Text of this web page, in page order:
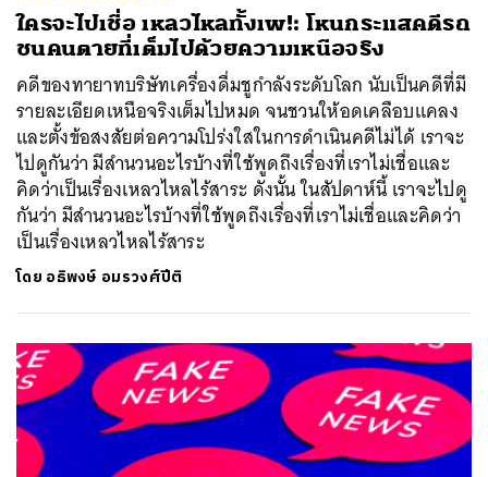
ใครจะไปเชื่อ เหลวไหลทั้งเพ!: โหนกระแสคดีรถ
ชนคนตายที่เต็มไปด้วยความเหนือจริง
คดีของทายาทบริษัทเครื่องดื่มชูกำลังระดับโลก นับเป็นคดีที่มี
รายละเอียดเหนือจริงเต็มไปหมด จนชวนให้อดเคลือบแคลง
และตั้งข้อสงสัยต่อความโปร่งใสในการดำเนินคดีไม่ได้ เราจะ
ไปดูกันว่า มีสำนวนอะไรบ้างที่ใช้พูดถึงเรื่องที่เราไม่เชื่อและ
คิดว่าเป็นเรื่องเหลวไหลไร้สาระ ดังนั้น ในสัปดาห์นี้ เราจะไปดู
กันว่า มีสำนวนอะไรบ้างที่ใช้พูดถึงเรื่องที่เราไม่เชื่อและคิดว่า
เป็นเรื่องเหลวไหลไร้สาระ
โดย อธิพงษ์ อมรวงศ์ปีติ